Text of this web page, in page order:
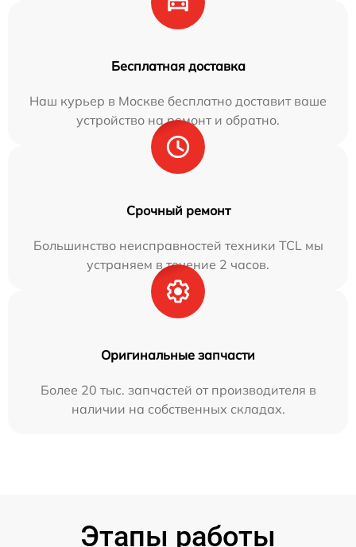
Бесплатная доставка
Наш курьер в Москве бесплатно доставит ваше
устройство на ремонт и обратно.
Срочный ремонт
Большинство неисправностей техники TCL мы
устраняем в течение 2 часов.
Оригинальные запчасти
Более 20 тыс. запчастей от производителя в
наличии на собственных складах.
Этапы работы